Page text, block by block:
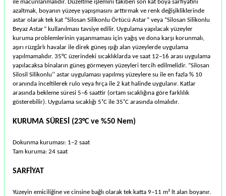
ile macunlanmalıdır. Düzeltme işlemini takiben son kat boya sarfiyatını
azaltmak, boyanın yüzeye yapışmasını arttırmak ve renk değişikliklerinde
astar olarak tek kat “Silosan Silikonlu Örtücü Astar” veya “Silosan Silikonlu
Beyaz Astar” kullanılması tavsiye edilir. Uygulama yapılacak yüzeyler
kuruma problemlerinin yaşanmaması için yağış ve dona karşı korunmalı,
aşırı rüzgârlı havalar ile direk güneş ışığı alan yüzeylerde uygulama
yapılmamalıdır. 35°C üzerindeki sıcaklıklarda ve saat 12–16 arası uygulama
yapılacaksa binaların güneş görmeyen yüzeyleri tercih edilmelidir. “Silosan
Silosil Silikonlu’’ astar uygulaması yapılmış yüzeylere su ile en fazla % 10
oranında inceltilerek rulo veya fırça ile 2 kat halinde uygulanır. Katlar
arasında bekleme süresi 5–6 saattir (ortam sıcaklığına göre farklılık
gösterebilir). Uygulama sıcaklığı 5˚C ile 35˚C arasında olmalıdır.
KURUMA SÜRESİ (23°C ve %50 Nem)
Dokunma kuruması: 1–2 saat
Tam kuruma: 24 saat
SARFİYAT
Yüzeyin emiciliğine ve cinsine bağlı olarak tek katta 9–11 m² lt alan boyanır.